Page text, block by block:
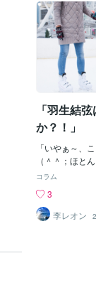
「羽生結
か？！」
「いやぁ～、
（＾＾；ほと
通り？じゃん
「羽生結弦」の
ん。前にタロ
「再婚もあり
コラム
3
李レオン